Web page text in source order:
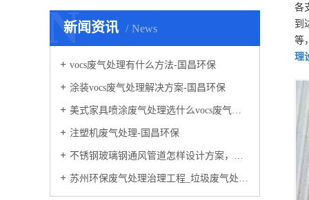
新闻资讯 News
N
vocs废气处理有什么方法-国昌环保
涂装vocs废气处理解决方案-国昌环保
美式家具喷涂废气处理选什么vocs废气处理设备-国昌环保
注塑机废气处理-国昌环保
不锈钢玻璃钢通风管道怎样设计方案，通风管道生产厂家设计方案注意事项-国昌环保
苏州环保废气处理治理工程_垃圾废气处理方法
各
到
等
理